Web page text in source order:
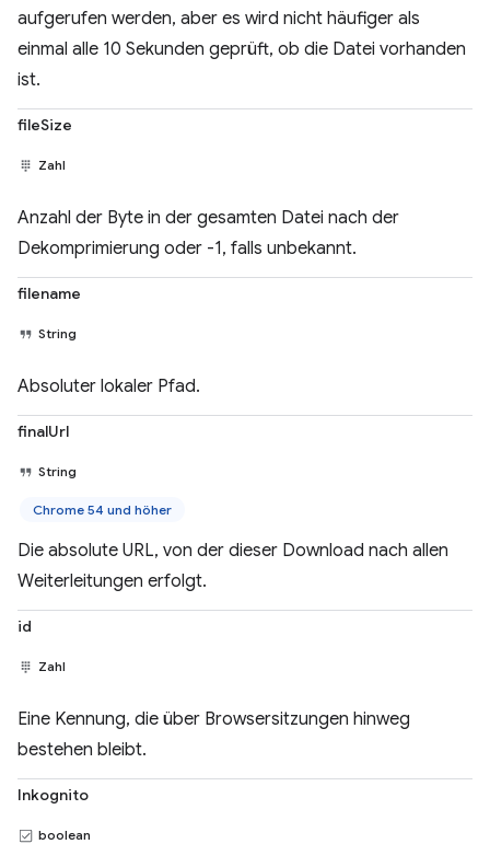
aufgerufen werden, aber es wird nicht häufiger als
einmal alle 10 Sekunden geprüft, ob die Datei vorhanden
ist.
fileSize
Zahl
Anzahl der Byte in der gesamten Datei nach der
Dekomprimierung oder -1, falls unbekannt.
filename
String
Absoluter lokaler Pfad.
finalUrl
String
Chrome 54 und höher
Die absolute URL, von der dieser Download nach allen
Weiterleitungen erfolgt.
id
Zahl
Eine Kennung, die über Browsersitzungen hinweg
bestehen bleibt.
Inkognito
boolean